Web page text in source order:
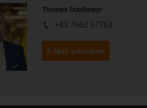
Thomas Stadlmayr
igus-icon-phone
+43 7662 57763
E-Mail schreiben